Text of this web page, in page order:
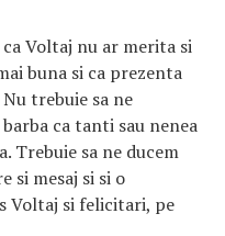
Voltaj nu ar merita si
buna si ca prezenta
Nu trebuie sa ne
ca tanti sau nenea
Trebuie sa ne ducem
si mesaj si si o
Voltaj si felicitari, pe